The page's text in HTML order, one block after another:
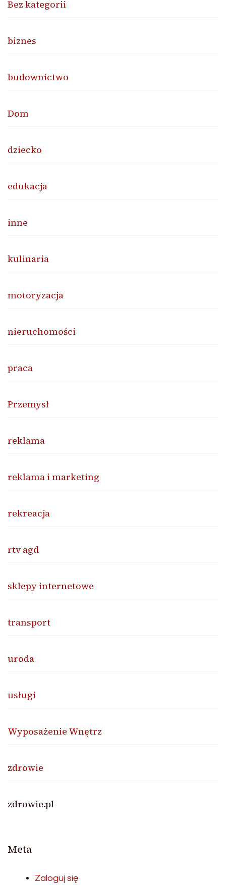
Bez kategorii
biznes
budownictwo
Dom
dziecko
edukacja
inne
kulinaria
motoryzacja
nieruchomości
praca
Przemysł
reklama
reklama i marketing
rekreacja
rtv agd
sklepy internetowe
transport
uroda
usługi
Wyposażenie Wnętrz
zdrowie
zdrowie.pl
Meta
Zaloguj się